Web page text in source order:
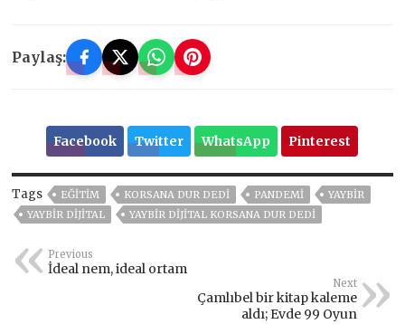
Paylaş:
Facebook Twitter WhatsApp Pinterest
Tags EĞITIM KORSANA DUR DEDİ PANDEMİ
YAYBİR
YAYBİR DİJİTAL
YAYBİR DİJİTAL KORSANA DUR DEDİ
Previous
İdeal nem, ideal ortam
Next
Çamlıbel bir kitap kaleme
aldı; Evde 99 Oyun